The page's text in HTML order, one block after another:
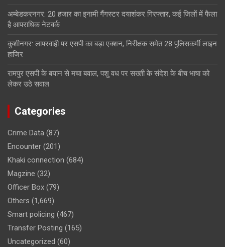
अम्बेडकरनगर: 20 हजार का इनामी गैंगस्टर दयाशंकर गिरफ्तार, कई जिलों में फैला
है आपराधिक नेटवर्क
कुशीनगर: लापरवाही पर एसपी का बड़ा एक्शन, निरीक्षक समेत 28 पुलिसकर्मी लाइन
हाजिर
रामपुर एसपी के बयान से मचा बवाल, पशु वध पर सख्ती के संदेश के बीच भाषा को
लेकर उठे सवाल
Categories
Crime Data (87)
Encounter (201)
Khaki connection (684)
Magzine (32)
Officer Box (79)
Others (1,669)
Smart policing (467)
Transfer Posting (165)
Uncategorized (60)